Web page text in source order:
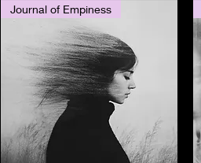
Journal of Empiness